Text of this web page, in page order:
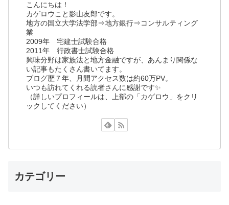
こんにちは！
カゲロウこと影山友郎です。
地方の国立大学法学部⇒地方銀行⇒コンサルティング
業
2009年 宅建士試験合格
2011年 行政書士試験合格
興味分野は家族法と地方金融ですが、あんまり関係な
い記事もたくさん書いてます。
ブログ歴７年、月間アクセス数は約60万PV。
いつも訪れてくれる読者さんに感謝です✨
（詳しいプロフィールは、上部の「カゲロウ」をクリ
ックしてください）
カテゴリー